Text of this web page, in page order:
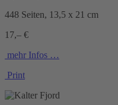
448 Seiten, 13,5 x 21 cm
17,– €
mehr Infos …
Print